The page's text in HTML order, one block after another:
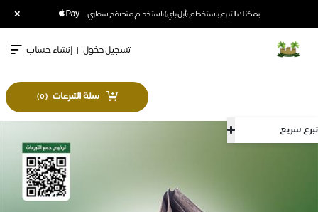
يمكنك التبرع باستخدام (أبل باي) باستخدام متصفح سفاري ×
تبرع سريع
تسجيل دخول | إنشاء حساب
سلة التبرعات (
0
)